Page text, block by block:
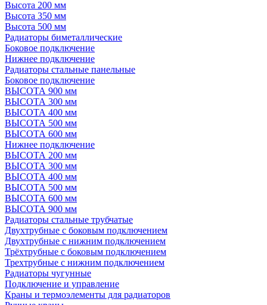
Высота 200 мм
Высота 350 мм
Высота 500 мм
Радиаторы биметаллические
Боковое подключение
Нижнее подключение
Радиаторы стальные панельные
Боковое подключение
ВЫСОТА 900 мм
ВЫСОТА 300 мм
ВЫСОТА 400 мм
ВЫСОТА 500 мм
ВЫСОТА 600 мм
Нижнее подключение
ВЫСОТА 200 мм
ВЫСОТА 300 мм
ВЫСОТА 400 мм
ВЫСОТА 500 мм
ВЫСОТА 600 мм
ВЫСОТА 900 мм
Радиаторы стальные трубчатые
Двухтрубные с боковым подключением
Двухтрубные с нижним подключением
Трёхтрубные с боковым подключением
Трехтрубные с нижним подключением
Радиаторы чугунные
Подключение и управление
Краны и термоэлементы для радиаторов